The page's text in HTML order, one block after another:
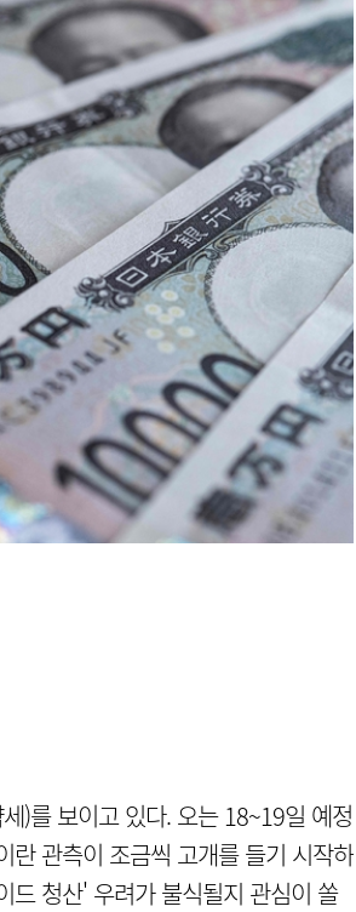
)를 보이고 있다. 오는 18~19일 예정
란 관측이 조금씩 고개를 들기 시작하
드 청산' 우려가 불식될지 관심이 쏠